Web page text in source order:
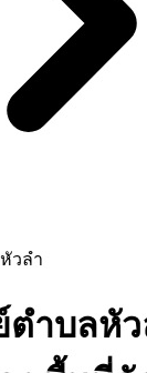
วลำ
ำบลหัว